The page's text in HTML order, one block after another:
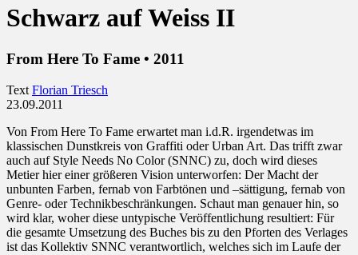
Schwarz auf Weiss II
From Here To Fame • 2011
Text Florian Triesch
23.09.2011
Von From Here To Fame erwartet man i.d.R. irgendetwas im
klassischen Dunstkreis von Graffiti oder Urban Art. Das trifft zwar
auch auf Style Needs No Color (SNNC) zu, doch wird dieses
Metier hier einer größeren Vision unterworfen: Der Macht der
unbunten Farben, fernab von Farbtönen und –sättigung, fernab von
Genre- oder Technikbeschränkungen. Schaut man genauer hin, so
wird klar, woher diese untypische Veröffentlichung resultiert: Für
die gesamte Umsetzung des Buches bis zu den Pforten des Verlages
ist das Kollektiv SNNC verantwortlich, welches sich im Laufe der